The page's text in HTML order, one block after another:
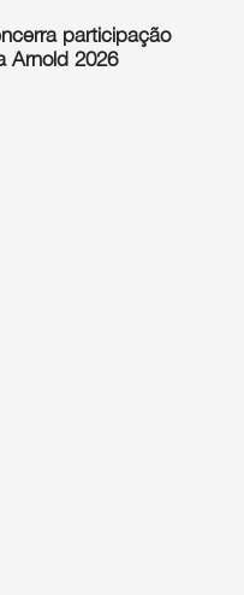
participação
Arnold 2026